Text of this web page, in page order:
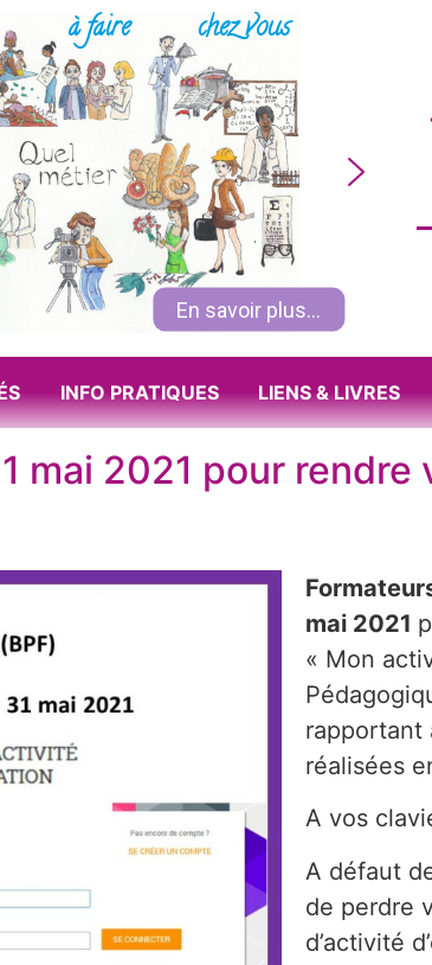
En savoir plus...
chez vous
à faire
INFO PRATIQUES LIENS & LIVRES
mai 2021 pour rendre
mai 2021
« Mon
rapportant
réalisées
A vos
A défaut
de perdre
d’activité